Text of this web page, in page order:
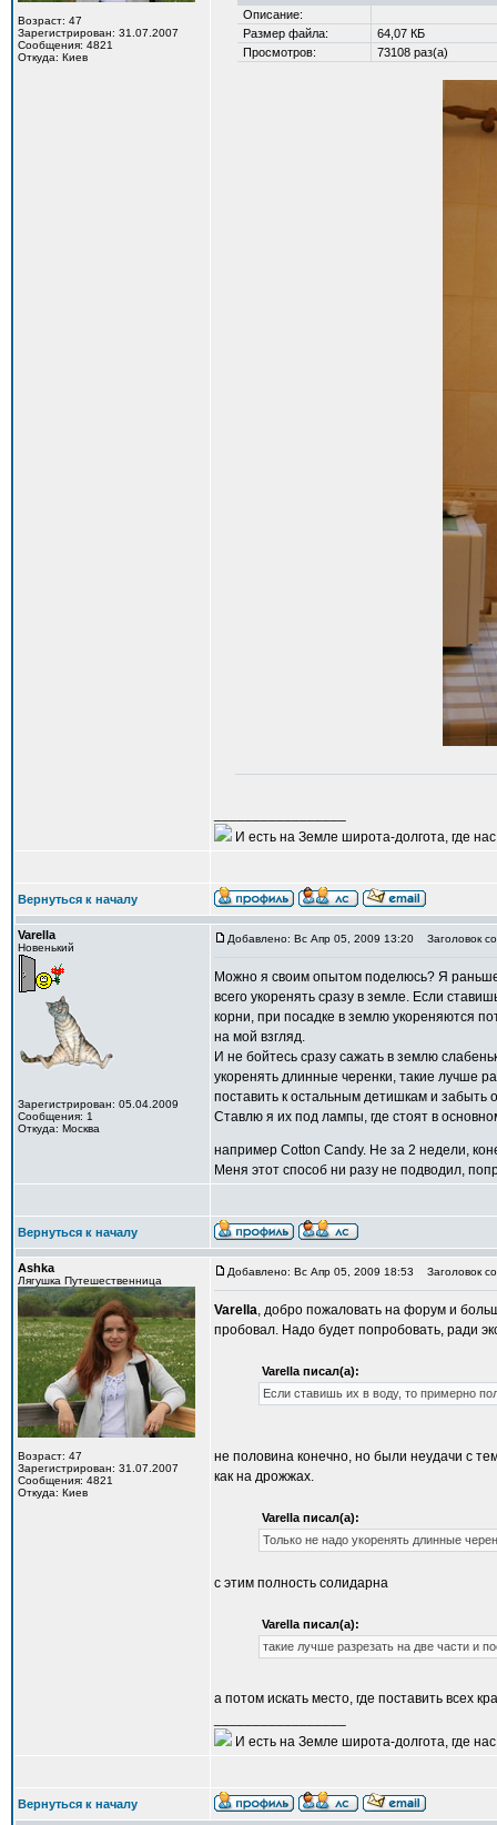
Возраст: 47
Зарегистрирован: 31.07.2007
Сообщения: 4821
Откуда: Киев
Описание:
Размер файла:
64,07 КБ
Просмотров:
73108 раз(а)
И есть на Земле широта-долгота, где
Вернуться к началу
Varella
Новенький
Зарегистрирован: 05.04.2009
Сообщения: 1
Откуда: Москва
Добавлено: Вс Апр 05, 2009 13:20 Заголовок
Можно я своим опытом поделюсь? Я
всего укоренять сразу в земле. Если
корни, при посадке в землю укореняются
на мой взгляд.
И не бойтесь сразу сажать в землю
укоренять длинные черенки, такие лучше
поставить к остальным детишкам и забыть
Ставлю я их под лампы, где стоят в
например Cotton Candy. Не за 2 недели,
Меня этот способ ни разу не подводил,
Вернуться к началу
Ashka
Лягушка Путешественница
Возраст: 47
Зарегистрирован: 31.07.2007
Сообщения: 4821
Откуда: Киев
Добавлено: Вс Апр 05, 2009 18:53 Заголовок
Varella, добро пожаловать на форум и
пробовал. Надо будет попробовать, ради
Varella писал(а):
Если ставишь их в воду, то примерно
не половина конечно, но были неудачи с
как на дрожжах.
Varella писал(а):
Только не надо укоренять длинные
с этим полность солидарна
Varella писал(а):
такие лучше разрезать на две части и
а потом искать место, где поставить всех
И есть на Земле широта-долгота, где
Вернуться к началу